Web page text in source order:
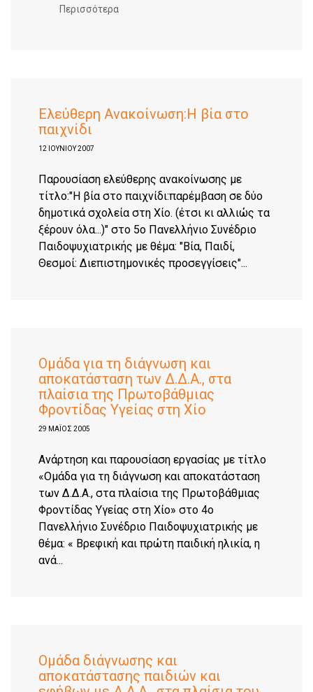
Περισσότερα
Eλεύθερη Ανακοίνωση:Η βία στο
παιχνίδι
12 ΙΟΥΝΊΟΥ 2007
Παρουσίαση ελεύθερης ανακοίνωσης με
τίτλο:"Η βία στο παιχνίδι:παρέμβαση σε δύο
δημοτικά σχολεία στη Χίο. (έτσι κι αλλιώς τα
ξέρουν όλα...)" στο 5ο Πανελλήνιο Συνέδριο
Παιδοψυχιατρικής με θέμα: "Βία, Παιδί,
Θεσμοί: Διεπιστημονικές προσεγγίσεις"...
Ομάδα για τη διάγνωση και
αποκατάσταση των Δ.Δ.Α., στα
πλαίσια της Πρωτοβάθμιας
Φροντίδας Υγείας στη Χίο
29 ΜΑΪΟΣ 2005
Ανάρτηση και παρουσίαση εργασίας με τίτλο
«Ομάδα για τη διάγνωση και αποκατάσταση
των Δ.Δ.Α., στα πλαίσια της Πρωτοβάθμιας
Φροντίδας Υγείας στη Χίο» στο 4ο
Πανελλήνιο Συνέδριο Παιδοψυχιατρικής με
θέμα: « Βρεφική και πρώτη παιδική ηλικία, η
ανά...
Ομάδα διάγνωσης και
αποκατάστασης παιδιών και